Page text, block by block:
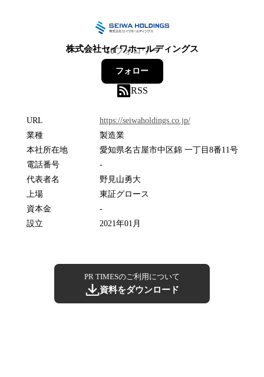
株式会社セイワホールディングス
10フォロワー
フォロー
RSS
URL
https://seiwaholdings.co.jp/
業種
製造業
本社所在地
愛知県名古屋市中区錦 一丁目8番11号
電話番号
-
代表者名
野見山勇大
上場
東証グロース
資本金
-
設立
2021年01月
PR TIMESのご利用について
資料をダウンロード